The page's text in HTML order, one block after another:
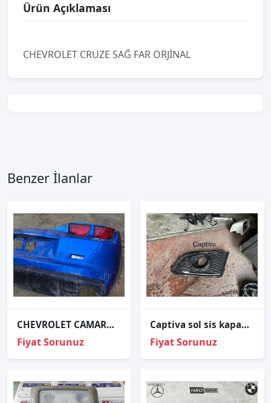
Ürün Açıklaması
CHEVROLET CRUZE SAĞ FAR ORJİNAL
Benzer İlanlar
CHEVROLET CAMARO SAĞ ARKA STOP 2010-2015
Fiyat Sorunuz
Captiva sol sis kapağı çıkma ORJİNAL
Fiyat Sorunuz